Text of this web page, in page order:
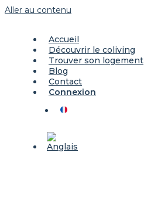
Aller au contenu
Accueil
Découvrir le coliving
Trouver son logement
Blog
Contact
Connexion